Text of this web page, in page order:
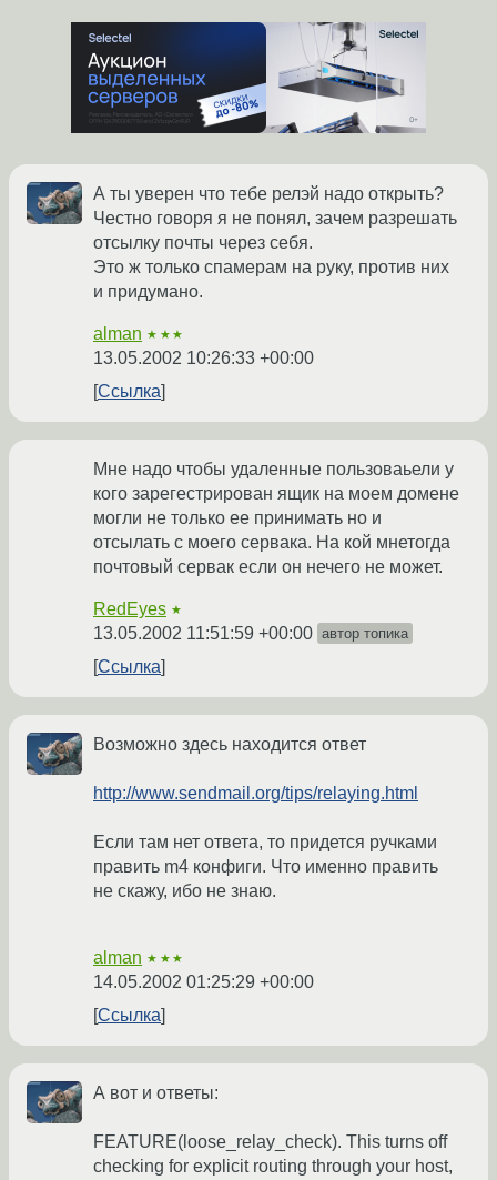
А ты уверен что тебе релэй надо открыть?
Честно говоря я не понял, зачем разрешать
отсылку почты через себя.
Это ж только спамерам на руку, против них
и придумано.
alman ★★★
13.05.2002 10:26:33 +00:00
Ссылка
Мне надо чтобы удаленные пользоваьели у
кого зарегестрирован ящик на моем домене
могли не только ее принимать но и
отсылать с моего сервака. На кой мнетогда
почтовый сервак если он нечего не может.
RedEyes ★
13.05.2002 11:51:59 +00:00 автор топика
Ссылка
Возможно здесь находится ответ
http://www.sendmail.org/tips/relaying.html
Если там нет ответа, то придется ручками
править m4 конфиги. Что именно править
не скажу, ибо не знаю.
alman ★★★
14.05.2002 01:25:29 +00:00
Ссылка
А вот и ответы:
FEATURE(loose_relay_check). This turns off
checking for explicit routing through your host,